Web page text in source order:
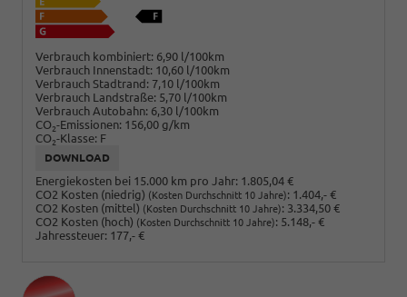
Verbrauch kombiniert: 6,90 l/100km
Verbrauch Innenstadt: 10,60 l/100km
Verbrauch Stadtrand: 7,10 l/100km
Verbrauch Landstraße: 5,70 l/100km
Verbrauch Autobahn: 6,30 l/100km
CO2-Emissionen: 156,00 g/km
CO2-Klasse: F
DOWNLOAD
Energiekosten bei 15.000 km pro Jahr: 1.805,04 €
CO2 Kosten (niedrig) (Kosten Durchschnitt 10 Jahre): 1.404,- €
CO2 Kosten (mittel) (Kosten Durchschnitt 10 Jahre): 3.334,50 €
CO2 Kosten (hoch) (Kosten Durchschnitt 10 Jahre): 5.148,- €
Jahressteuer: 177,- €